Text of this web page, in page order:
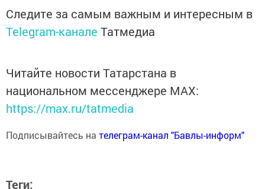
Следите за самым важным и интересным в
Telegram-канале Татмедиа
Читайте новости Татарстана в
национальном мессенджере MАХ:
https://max.ru/tatmedia
Подписывайтесь на телеграм-канал "Бавлы-информ"
Теги: